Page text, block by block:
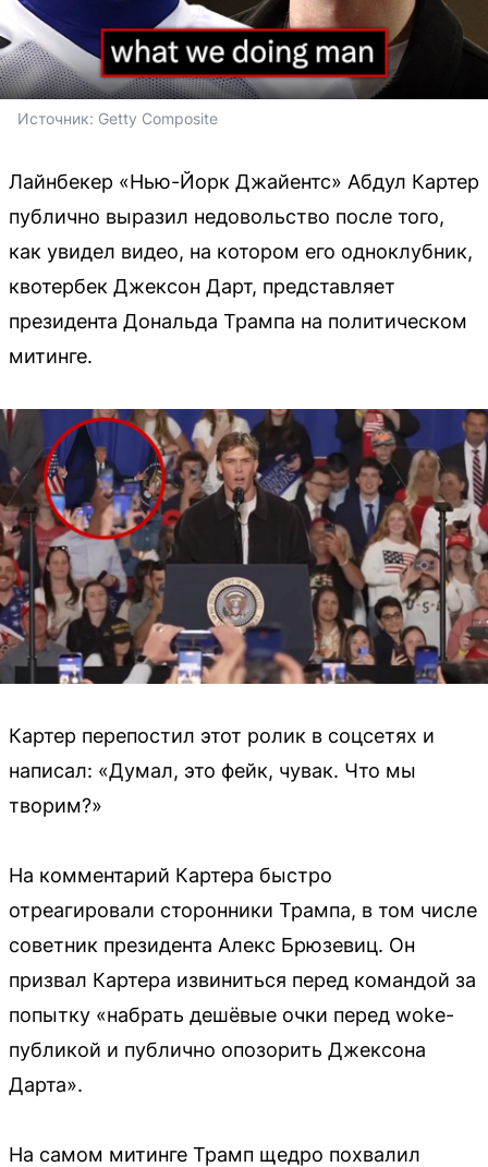
Источник: Getty Composite
Лайнбекер «Нью-Йорк Джайентс» Абдул Картер
публично выразил недовольство после того,
как увидел видео, на котором его одноклубник,
квотербек Джексон Дарт, представляет
президента Дональда Трампа на политическом
митинге.
Картер перепостил этот ролик в соцсетях и
написал: «Думал, это фейк, чувак. Что мы
творим?»
На комментарий Картера быстро
отреагировали сторонники Трампа, в том числе
советник президента Алекс Брюзевиц. Он
призвал Картера извиниться перед командой за
попытку «набрать дешёвые очки перед woke-
публикой и публично опозорить Джексона
Дарта».
На самом митинге Трамп щедро похвалил